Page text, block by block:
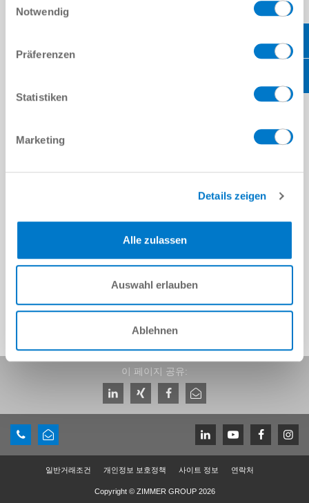
Notwendig
Präferenzen
Statistiken
Marketing
Details zeigen
Alle zulassen
Auswahl erlauben
Ablehnen
이 페이지 공유:
일반거래조건 개인정보 보호정책 사이트 정보 연락처
Copyright © ZIMMER GROUP 2026